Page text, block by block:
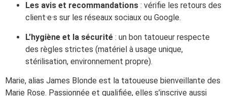
Les avis et recommandations : vérifie les retours des
client·e·s sur les réseaux sociaux ou Google.
L’hygiène et la sécurité : un bon tatoueur respecte
des règles strictes (matériel à usage unique,
stérilisation, environnement propre).
Marie, alias James Blonde est la tatoueuse bienveillante des
Marie Rose. Passionnée et qualifiée, elles s’inscrive aussi